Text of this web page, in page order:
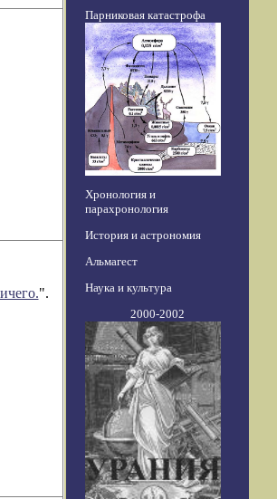
".
Парниковая катастрофа
Хронология и
парахронология
История и астрономия
Альмагест
Наука и культура
2000-2002